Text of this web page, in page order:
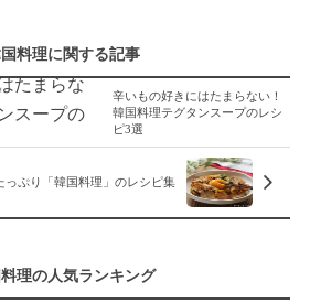
料理に関する記事
辛いもの好きにはたまらない！
韓国料理テグタンスープのレシ
ピ3選
っぷり「韓国料理」のレシピ集
理の人気ランキング